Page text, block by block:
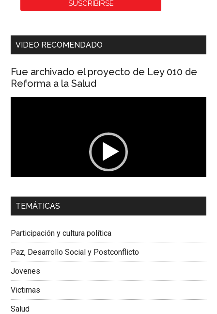
VIDEO RECOMENDADO
Fue archivado el proyecto de Ley 010 de
Reforma a la Salud
00:00 01:04
Dra. Carolina Corcho Mejía,Presidenta Corporación
Colombiana
TEMÁTICAS
Participación y cultura política
Paz, Desarrollo Social y Postconflicto
Jovenes
Victimas
Salud